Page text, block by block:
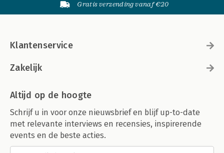
Gratis verzending vanaf €20
Klantenservice
Zakelijk
Altijd op de hoogte
Schrijf u in voor onze nieuwsbrief en blijf up-to-date
met relevante interviews en recensies, inspirerende
events en de beste acties.